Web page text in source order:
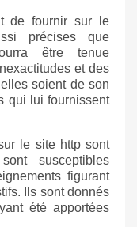
de fournir sur le
précises que
être tenue
et des
soient de son
qui lui fournissent
le site httpsont
susceptibles
figurant
Ils sont donnés
été apportées